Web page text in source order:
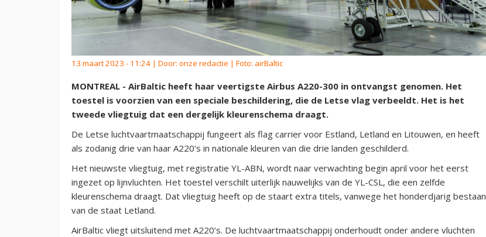
13 maart 2023 - 11:24 | Door: onze redactie | Foto: airBaltic
MONTREAL - AirBaltic heeft haar veertigste Airbus A220-300 in ontvangst genomen. Het
toestel is voorzien van een speciale beschildering, die de Letse vlag verbeeldt. Het is het
tweede vliegtuig dat een dergelijk kleurenschema draagt.
De Letse luchtvaartmaatschappij fungeert als flag carrier voor Estland, Letland en Litouwen, en heeft
als zodanig drie van haar A220’s in nationale kleuren van die drie landen geschilderd.
Het nieuwste vliegtuig, met registratie YL-ABN, wordt naar verwachting begin april voor het eerst
ingezet op lijnvluchten. Het toestel verschilt uiterlijk nauwelijks van de YL-CSL, die een zelfde
kleurenschema draagt. Dat vliegtuig heeft op de staart extra titels, vanwege het honderdjarig bestaan
van de staat Letland.
AirBaltic vliegt uitsluitend met A220’s. De luchtvaartmaatschappij onderhoudt onder andere vluchten